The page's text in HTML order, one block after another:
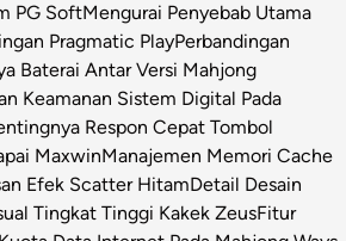
PG SoftMengurai Penyebab Utama
Pragmatic PlayPerbandingan
Baterai Antar Versi Mahjong
Keamanan Sistem Digital Pada
Respon Cepat Tombol
MaxwinManajemen Memori Cache
Efek Scatter HitamDetail Desain
Tingkat Tinggi Kakek ZeusFitur